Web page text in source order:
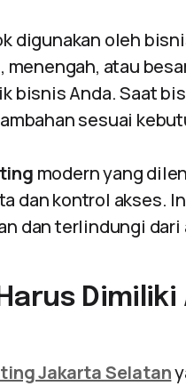
digunakan oleh
atau
bisnis Anda. Saat
sesuai
modern yang
dan kontrol akses.
dan terlindungi dari
Jakarta Selatan